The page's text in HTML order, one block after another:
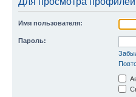
Имя пользователя:
Пароль: